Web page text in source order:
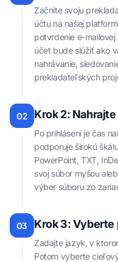
Začnite svoju
účtu na našej
potvrdenie e-
účet bude slúžiť ako
nahrávanie,
prekladateľských
02 Krok 2:
Po prihlásení je čas
podporuje širokú
PowerPoint, TXT,
svoj súbor myšou
výber súboru zo
03 Krok 3:
Zadajte jazyk, v
Potom vyberte